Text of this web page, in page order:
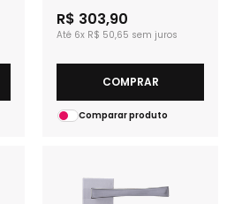
R$ 303,90
6x R$ 50,65
COMPRAR
Comparar produto